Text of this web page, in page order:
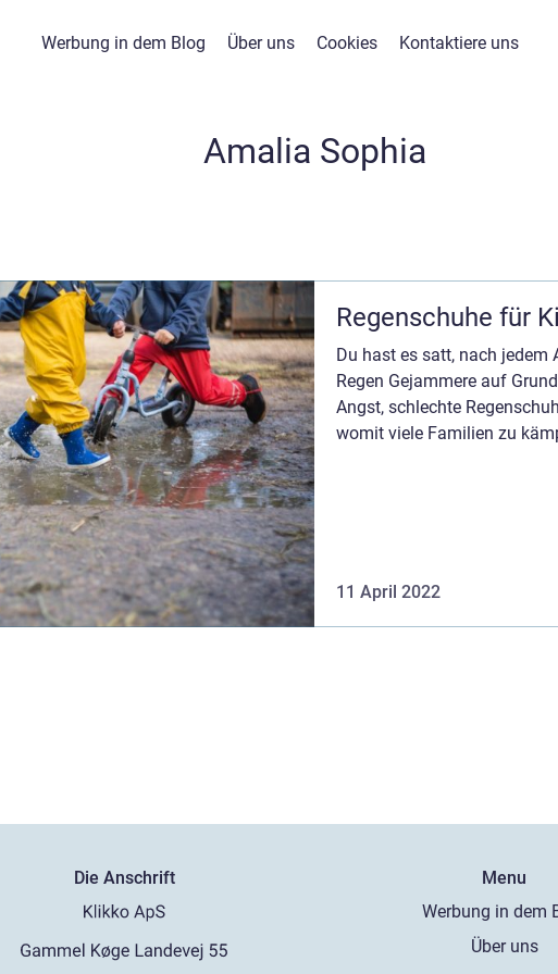
Werbung in dem Blog Über uns Cookies Kontaktiere uns
Amalia Sophia
Regenschuhe für
Du hast es satt, nach
Regen Gejammere auf
Angst, schlechte
womit viele Familien zu
11 April 2022
Die Anschrift
Menu
Werbung in dem
Über uns